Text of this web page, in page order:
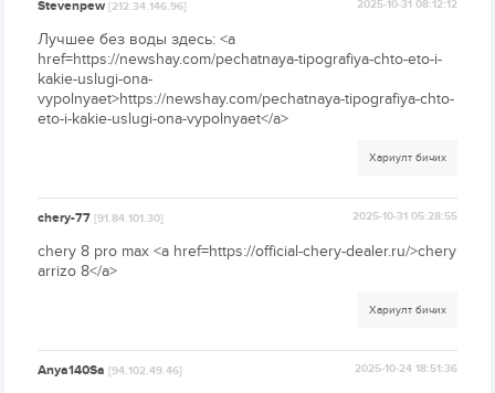
Stevenpew[212.34.146.96] 2025-10-31 08:12:12
Лучшее без воды здесь: <a
href=https://newshay.com/pechatnaya-tipografiya-chto-eto-i-
kakie-uslugi-ona-
vypolnyaet>https://newshay.com/pechatnaya-tipografiya-chto-
eto-i-kakie-uslugi-ona-vypolnyaet</a>
Хариулт бичих
chery-77[91.84.101.30] 2025-10-31 05:28:55
chery 8 pro max <a href=https://official-chery-dealer.ru/>chery
arrizo 8</a>
Хариулт бичих
Anya140Sa[94.102.49.46] 2025-10-24 18:51:36